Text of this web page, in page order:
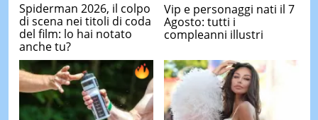
Spiderman 2026, il colpo
di scena nei titoli di coda
del film: lo hai notato
anche tu?
Vip e personaggi nati il 7
Agosto: tutti i
compleanni illustri